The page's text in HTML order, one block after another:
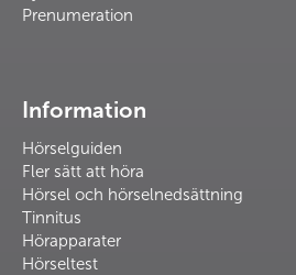
Prenumeration
Information
Hörselguiden
Fler sätt att höra
Hörsel och hörselnedsättning
Tinnitus
Hörapparater
Hörseltest